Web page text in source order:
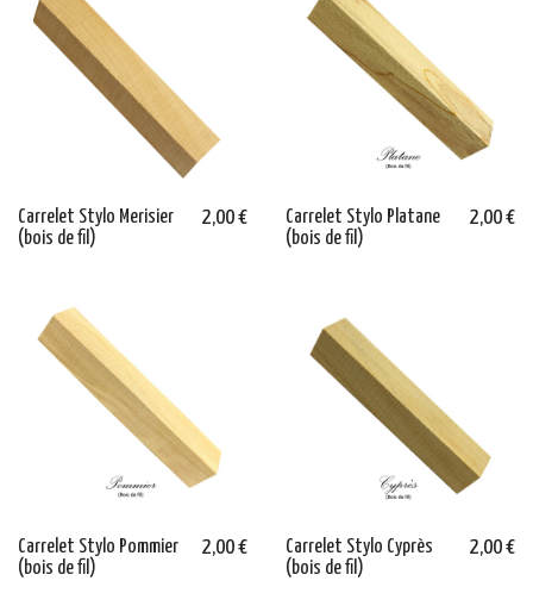
Carrelet Stylo Merisier
(bois de fil)
2,00 €
Carrelet Stylo Platane
(bois de fil)
2,00 €
Carrelet Stylo Pommier
(bois de fil)
2,00 €
Carrelet Stylo Cyprès
(bois de fil)
2,00 €